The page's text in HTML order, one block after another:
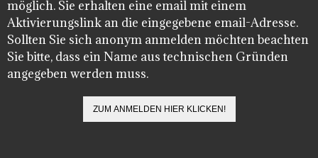
möglich. Sie erhalten eine email mit einem
Aktivierungslink an die eingegebene email-Adresse.
Sollten Sie sich anonym anmelden möchten beachten
Sie bitte, dass ein Name aus technischen Gründen
angegeben werden muss.